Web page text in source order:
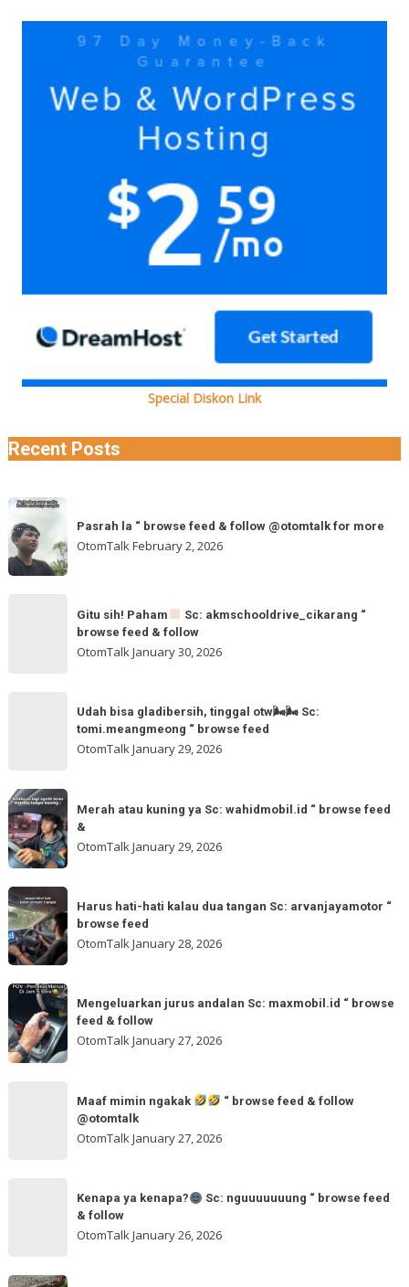
Yuk
Special Diskon Link
Recent Posts
Pasrah
la
browse
@otomtalk
Pasrah la “ browse feed & follow @otomtalk for more
OtomTalkFebruary 2, 2026
akmschooldrive_cikarang
&
follow
Gitu sih! Paham
Sc: akmschooldrive_cikarang “
browse feed & follow
OtomTalkJanuary 30, 2026
gladibersih,
otw
🌬
🌬
Sc:
“
browse
feed
Udah bisa gladibersih, tinggal otw🌬🌬 Sc:
tomi.meangmeong “ browse feed
OtomTalkJanuary 29, 2026
Merah
atau
kuning
ya
Sc:
wahidmobil.id
“
browse
Merah atau kuning ya Sc: wahidmobil.id “ browse feed
&
OtomTalk January 29, 2026
Harus
hati-
hati
kalau
dua
tangan
Sc:
arvanjayamotor
Harus hati-hati kalau dua tangan Sc: arvanjayamotor “
browse feed
OtomTalkJanuary 28, 2026
Mengeluarkan
jurus
andalan
Sc:
Mengeluarkan jurus andalan Sc: maxmobil.id “ browse
feed & follow
OtomTalkJanuary 27, 2026
Maaf mimin ngakak
“ browse feed & follow
@otomtalk
OtomTalkJanuary 27, 2026
Sc:
Kenapa ya kenapa?
Sc: nguuuuuuung “ browse feed
& follow
OtomTalkJanuary 26, 2026